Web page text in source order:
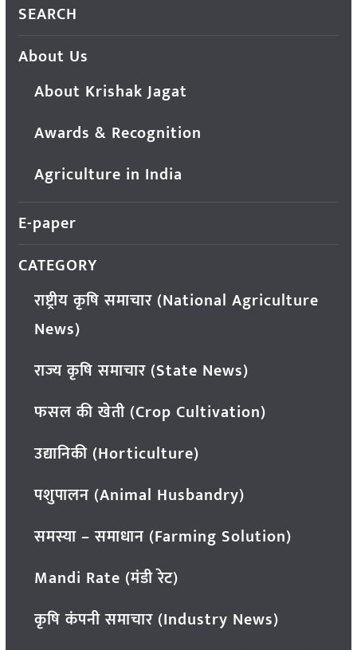
SEARCH
About Us
About Krishak Jagat
Awards & Recognition
Agriculture in India
E-paper
CATEGORY
राष्ट्रीय कृषि समाचार (National Agriculture
News)
राज्य कृषि समाचार (State News)
फसल की खेती (Crop Cultivation)
उद्यानिकी (Horticulture)
पशुपालन (Animal Husbandry)
समस्या – समाधान (Farming Solution)
Mandi Rate (मंडी रेट)
कृषि कंपनी समाचार (Industry News)